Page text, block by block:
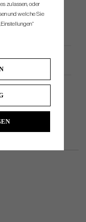
zulassen, oder
und welche Sie